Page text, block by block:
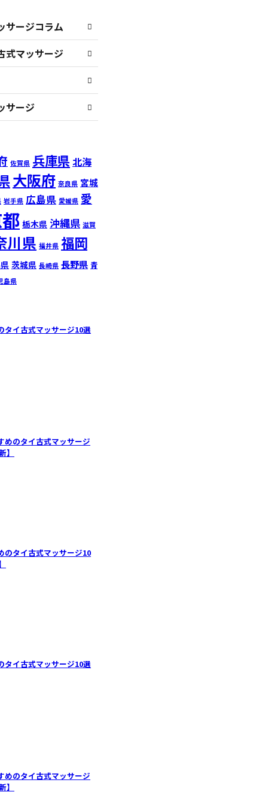
サージコラム
式マッサージ
サージ
佐賀県 兵庫県 北海
大阪府 奈良県 宮城
岩手県 広島県 愛媛県 愛
栃木県 沖縄県 滋賀
川県 福井県 福岡
茨城県 長崎県 長野県 青
島県
タイ古式マッサージ10選
めのタイ古式マッサージ
】
のタイ古式マッサージ10
タイ古式マッサージ10選
めのタイ古式マッサージ
】